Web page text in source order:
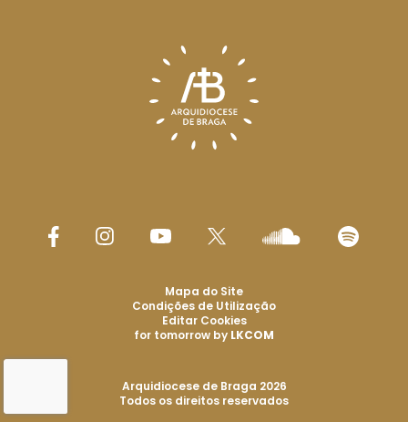
Arquidiocese de Braga 2026
Todos os direitos reservados
Mapa do Site
Condições de Utilização
Editar Cookies
for tomorrow by LKCOM